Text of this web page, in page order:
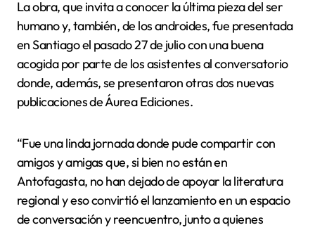
La obra, que invita a conocer la última pieza del ser
humano y, también, de los androides, fue presentada
en Santiago el pasado 27 de julio con una buena
acogida por parte de los asistentes al conversatorio
donde, además, se presentaron otras dos nuevas
publicaciones de Áurea Ediciones.
“Fue una linda jornada donde pude compartir con
amigos y amigas que, si bien no están en
Antofagasta, no han dejado de apoyar la literatura
regional y eso convirtió el lanzamiento en un espacio
de conversación y reencuentro, junto a quienes